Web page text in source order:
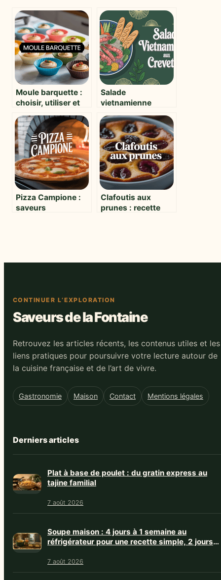
Moule barquette :
choisir, utiliser et
réussir vos
préparations
Salade
vietnamienne
crevette : fraîcheur,
saveurs et astuces
pour réussir ce plat
iconique
Pizza Campione :
saveurs
Clafoutis aux
prunes : recette
CONTINUER L’EXPLORATION
Saveurs de la Fontaine
Retrouvez les articles récents, les contenus utiles et les
liens pratiques pour poursuivre votre lecture autour de
la cuisine française et de l’art de vivre.
Gastronomie Maison Contact Mentions légales
Derniers articles
Plat à base de poulet : du gratin express au
tajine familial
7 août 2026
Soupe maison : 4 jours à 1 semaine au
réfrigérateur pour une recette simple, 2 jours
7 août 2026